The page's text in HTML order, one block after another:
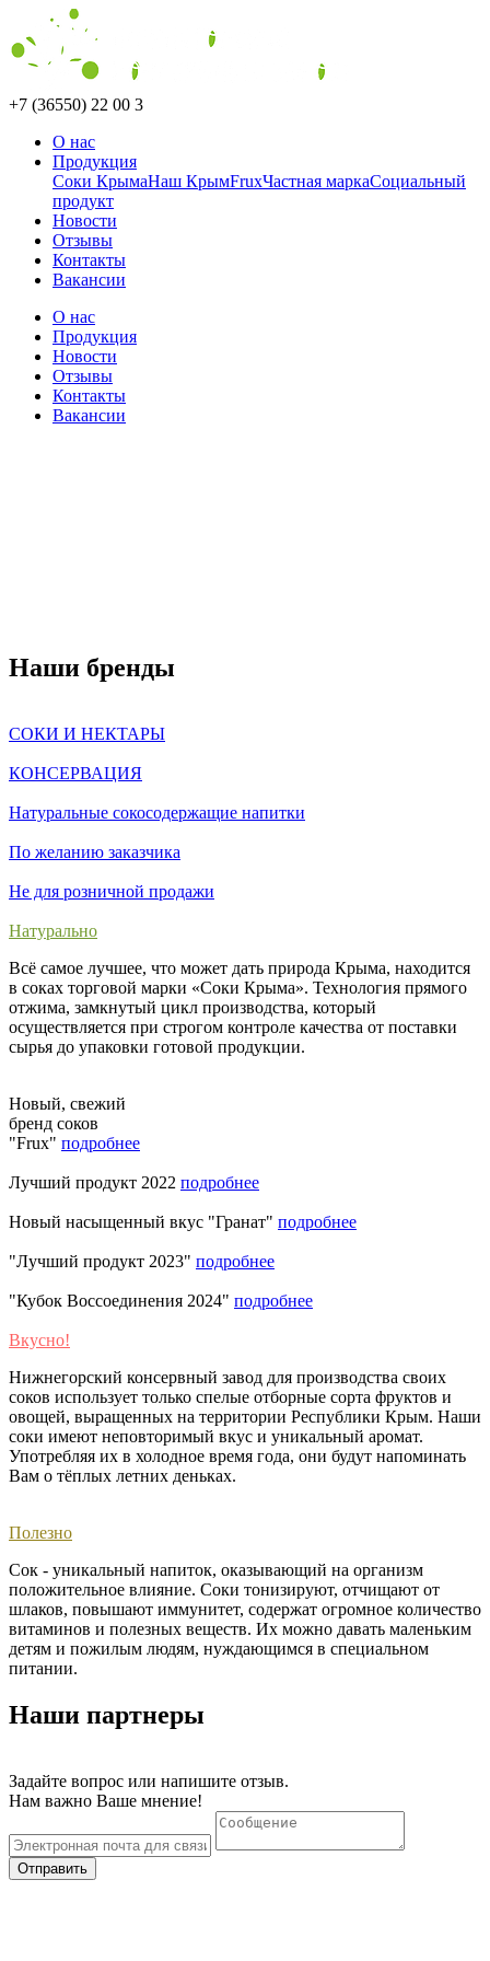
+7 (36550) 22 00 3
О нас
Продукция
Соки КрымаНаш КрымFruxЧастная маркаСоциальный
продукт
Новости
Отзывы
Контакты
Вакансии
О нас
Продукция
Новости
Отзывы
Контакты
Вакансии
Наши бренды
СОКИ И НЕКТАРЫ
КОНСЕРВАЦИЯ
Натуральные сокосодержащие напитки
По желанию заказчика
Не для розничной продажи
Натурально
Всё самое лучшее, что может дать природа Крыма, находится
в соках торговой марки «Соки Крыма». Технология прямого
отжима, замкнутый цикл производства, который
осуществляется при строгом контроле качества от поставки
сырья до упаковки готовой продукции.
Новый, свежий
бренд соков
"Frux" подробнее
Лучший продукт 2022 подробнее
Новый насыщенный вкус "Гранат" подробнее
"Лучший продукт 2023" подробнее
"Кубок Воссоединения 2024" подробнее
Вкусно!
Нижнегорский консервный завод для производства своих
соков использует только спелые отборные сорта фруктов и
овощей, выращенных на территории Республики Крым. Наши
соки имеют неповторимый вкус и уникальный аромат.
Употребляя их в холодное время года, они будут напоминать
Вам о тёплых летних деньках. ​
Полезно
Сок - уникальный напиток, оказывающий на организм
положительное влияние. Соки тонизируют, отчищают от
шлаков, повышают иммунитет, содержат огромное количество
витаминов и полезных веществ. Их можно давать маленьким
детям и пожилым людям, нуждающимся в специальном
питании.
Наши партнеры
Задайте вопрос или напишите отзыв.
Нам важно Ваше мнение!
Отправить